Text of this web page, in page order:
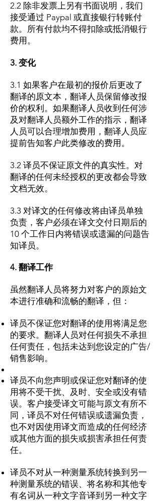
2.2 除非发票上另有书面说明，我们
接受通过 Paypal 或直接银行转账付
款。所有付款均不得扣除或抵消银行
费用。​
3. 变化
3.1 如果客户在最初的报价后更改了
翻译的原文本，翻译人员保留修改报
价的权利。如果翻译人员收到任何涉
及对翻译人员额外工作的指示，翻译
人员可以合理增加费用，翻译人员应
提前告知客户此类修改的费用。
3.2 译员不保证原文件的真实性。对
翻译的任何未经授权的更改都会导致
文档无效。
3.3 对译文的任何修改将由译员单独
负责，客户必须在译文交付日期后的
10 个工作日内将错误或遗漏的问题告
知译员。
4. 翻译工作
虽然翻译人员将努力对客户的原始文
本进行准确和流畅的翻译，但：
译员不保证您对翻译的使用将满足您
的要求。翻译人员对任何损失不承担
任何责任，包括未达到您设定的广告/
销售影响。
译员不向您声明或保证您对翻译的使
用将不受干扰、及时、安全或没有错
误。客户接受译文可能与原文有所不
同，译员不对任何错误或遗漏负责，
也不对因使用译文而造成的任何经济
或其他方面的损失或损害承担任何责
任。
译员不对从一种测量系统转换到另一
种测量系统的错误、将名称和其他专
有名词从一种文字音译到另一种文字